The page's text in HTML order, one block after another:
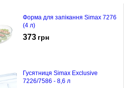
Форма для запікання Simax 7276
(4 л)
373 грн
Гусятниця Simax Exclusive
7226/7586 - 8,6 л